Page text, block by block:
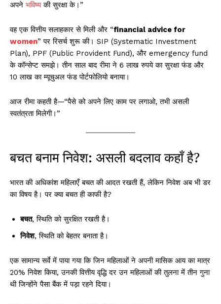
अपने भविष्यकी सुरक्षा के।”
वह एक वित्तीय सलाहकार से मिली और “financial advice for
women” पर रिसर्च शुरू की। SIP (Systematic Investment
Plan), PPF (Public Provident Fund), और emergency fund
के कॉन्सेप्ट समझे। तीन साल बाद रीमा ने 6 लाख रुपये का सुरक्षा फंड और
10 लाख का म्यूचुअल फंड पोर्टफोलियो बनाया।
आज रीमा कहती है—“पैसे को अपने लिए काम पर लगाओ, तभी असली
स्वतंत्रता मिलेगी।”
बचत बनाम निवेश: असली बदलाव कहाँ है?
भारत की अधिकांश महिलाएँ बचत की आदत रखती हैं, लेकिन निवेश अब भी डर
का विषय है। पर क्या बचत ही काफी है?
बचत, स्थिति को सुरक्षित रखती है।
निवेश, स्थिति को बेहतर बनाता है।
एक सामान्य सर्वे में पाया गया कि जिन महिलाओं ने अपनी मासिक आय का मात्र
20% निवेश किया, उनकी वित्तीय वृद्धि दर उन महिलाओं की तुलना में तीन गुना
थी जिन्होंने पैसा बैंक में पड़ा रहने दिया।